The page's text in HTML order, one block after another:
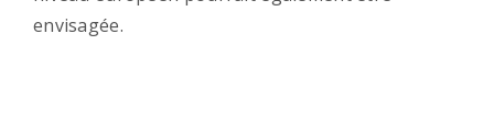
envisagée.